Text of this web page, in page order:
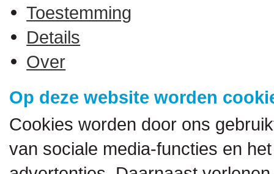
Toestemming
Details
Over
Op deze website worden
Cookies worden door ons
van sociale media-functies en